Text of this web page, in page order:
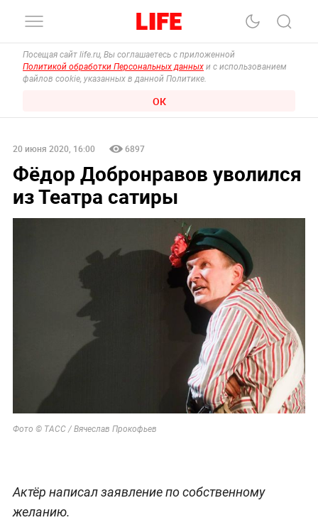
Посещая сайт life.ru, Вы соглашаетесь с приложенной
Политикой обработки Персональных данных и с использованием
файлов cookie, указанных в данной Политике.
ОК
20 июня 2020, 16:00 6897
Фёдор Добронравов уволился
из Театра сатиры
Фото © ТАСС / Вячеслав Прокофьев
Актёр написал заявление по собственному
желанию.